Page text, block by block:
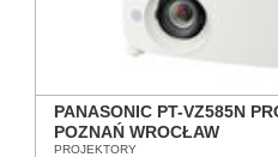
PANASONIC PT-VZ585N
POZNAŃ WROCŁAW
PROJEKTORY